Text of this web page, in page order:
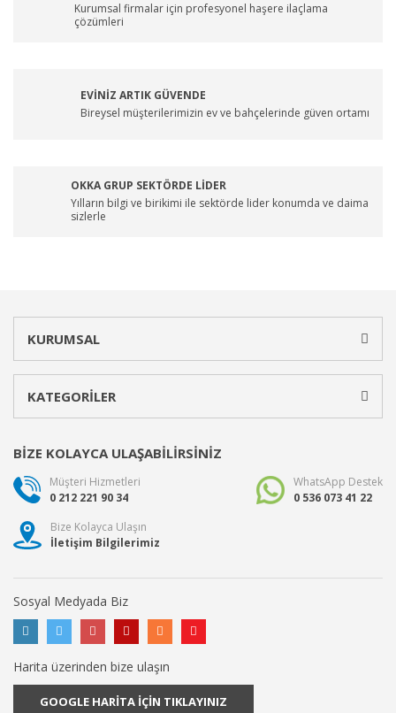
Kurumsal firmalar için profesyonel haşere ilaçlama
çözümleri
EVİNİZ ARTIK GÜVENDE
Bireysel müşterilerimizin ev ve bahçelerinde güven ortamı
OKKA GRUP SEKTÖRDE LİDER
Yılların bilgi ve birikimi ile sektörde lider konumda ve daima
sizlerle
KURUMSAL
KATEGORİLER
BİZE KOLAYCA ULAŞABİLİRSİNİZ
Müşteri Hizmetleri
0 212 221 90 34
WhatsApp Destek
0 536 073 41 22
Bize Kolayca Ulaşın
İletişim Bilgilerimiz
Sosyal Medyada Biz
Harita üzerinden bize ulaşın
GOOGLE HARİTA İÇİN TIKLAYINIZ